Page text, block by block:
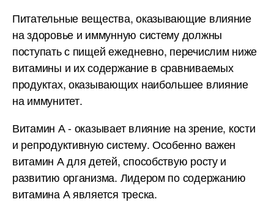
Питательные вещества, оказывающие влияние
на здоровье и иммунную систему должны
поступать с пищей ежедневно, перечислим ниже
витамины и их содержание в сравниваемых
продуктах, оказывающих наибольшее влияние
на иммунитет.
Витамин А - оказывает влияние на зрение, кости
и репродуктивную систему. Особенно важен
витамин А для детей, способствую росту и
развитию организма. Лидером по содержанию
витамина А является треска.